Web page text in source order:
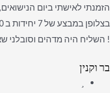
הזמנתי לאישתי ביום
! השליח היה מדהים וסובלני
בר וקנין